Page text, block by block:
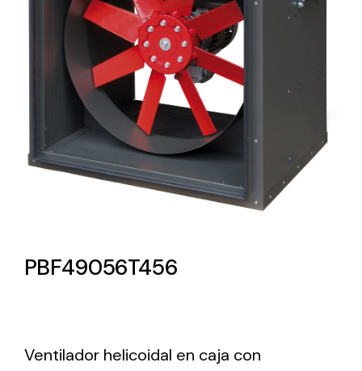
Lighting and Electrical
Equipment
Complete solutions in lighting and electrical
material for each project and need
Amplia gama de ventiladores y equipos de
PBF49056T456
Ventilador helicoidal en caja con